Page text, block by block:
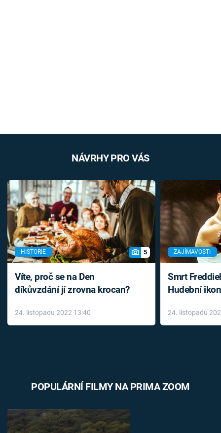
NÁVRHY PRO VÁS
HISTORIE 5
Víte, proč se na Den
díkůvzdání jí zrovna krocan?
24. listopadu 2022 13:40
ZAJÍMAVOSTI
Smrt
Hudební
léky
24. listopadu
POPULÁRNÍ FILMY NA PRIMA ZOOM